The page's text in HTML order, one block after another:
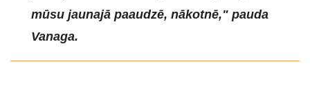
mūsu jaunajā paaudzē, nākotnē," pauda
Vanaga.